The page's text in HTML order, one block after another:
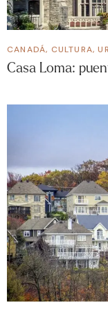
CANADÁ, CULTURA,
Casa Loma: